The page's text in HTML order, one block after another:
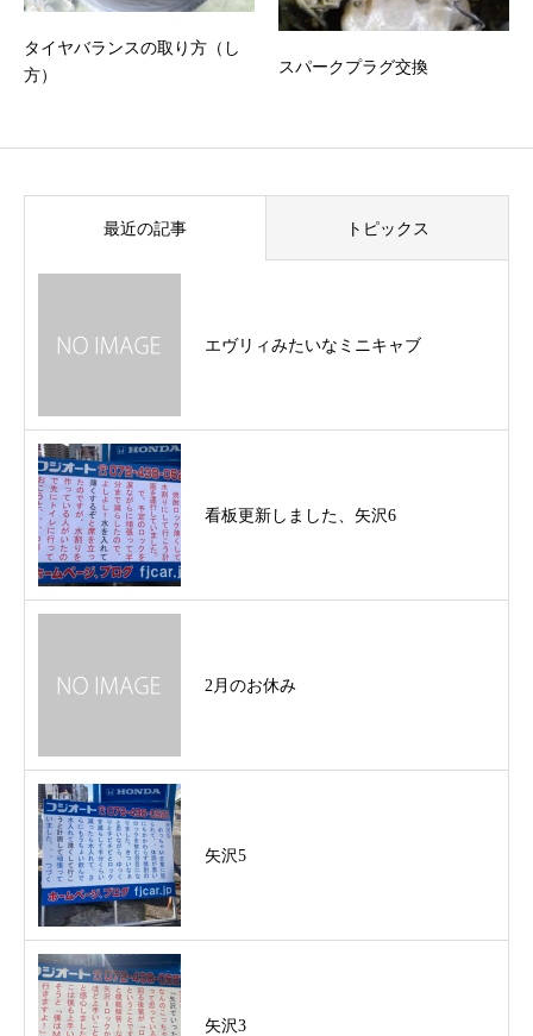
タイヤバランスの取り方（し
方）
スパークプラグ交換
最近の記事 トピックス
エヴリィみたいなミニキャブ
看板更新しました、矢沢6
2月のお休み
矢沢5
矢沢3